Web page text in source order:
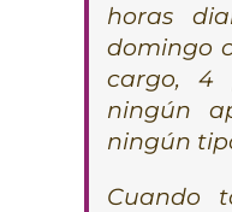
horas
domingo
cargo, 4
ningún
ningún
Cuando